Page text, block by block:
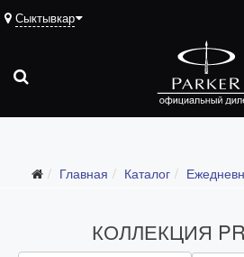
Сыктывкар
Главная Каталог
КОЛЛЕКЦИЯ